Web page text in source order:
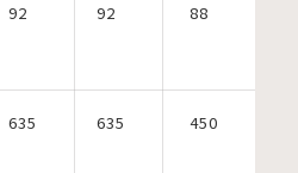
92 92 88
635 635 450